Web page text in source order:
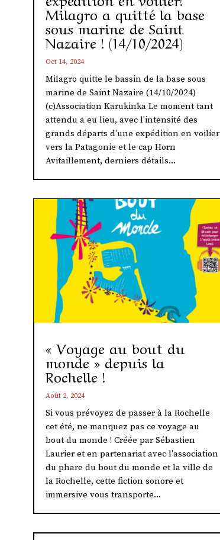
Milagro a quitté la base
sous marine de Saint
Nazaire ! (14/10/2024)
Oct 14, 2024
Milagro quitte le bassin de la base sous
marine de Saint Nazaire (14/10/2024)
(c)Association Karukinka Le moment tant
attendu a eu lieu, avec l'intensité des
grands départs d'une expédition en voilier
vers la Patagonie et le cap Horn
Avitaillement, derniers détails...
« Voyage au bout du
monde » depuis la
Rochelle !
Août 2, 2024
Si vous prévoyez de passer à la Rochelle
cet été, ne manquez pas ce voyage au
bout du monde ! Créée par Sébastien
Laurier et en partenariat avec l'association
du phare du bout du monde et la ville de
la Rochelle, cette fiction sonore et
immersive vous transporte...